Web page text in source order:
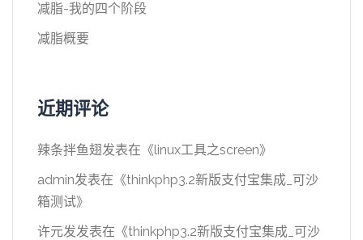
减脂-我的四个阶段
减脂概要
近期评论
辣条拌鱼翅发表在《linux工具之screen》
admin发表在《thinkphp3.2新版支付宝集成_可沙
箱测试》
许元发发表在《thinkphp3.2新版支付宝集成_可沙